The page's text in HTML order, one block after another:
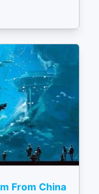
From China